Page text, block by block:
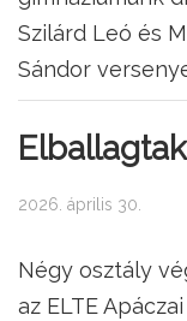
Szilárd Leó és
Sándor
Elballagtak
2026. április 30.
Négy osztály
az ELTE